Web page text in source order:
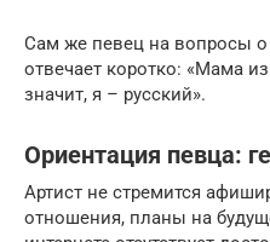
Сам же певец на вопросы о
отвечает коротко: «Мама
значит, я – русский».
Ориентация певца:
Артист не стремится
отношения, планы на